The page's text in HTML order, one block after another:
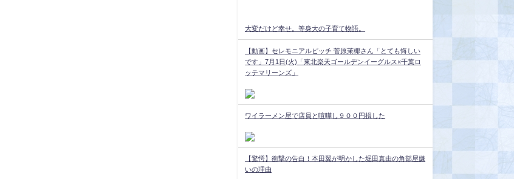
大変だけど幸せ。等身大の子育て物語。
【動画】セレモニアルピッチ 菅原茉椰さん「とても悔しい
です」7月1日(火)「東北楽天ゴールデンイーグルス×千葉ロ
ッテマリーンズ」
ワイラーメン屋で店員と喧嘩し９００円損した
【驚愕】衝撃の告白！本田翼が明かした堀田真由の角部屋嫌
いの理由